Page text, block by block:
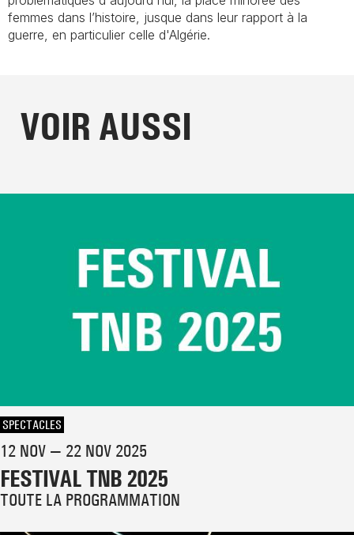
femmes dans l’histoire, jusque dans leur rapport à la
guerre, en particulier celle d'Algérie.
VOIR AUSSI
SPECTACLES
12 NOV — 22 NOV 2025
FESTIVAL TNB 2025
TOUTE LA PROGRAMMATION